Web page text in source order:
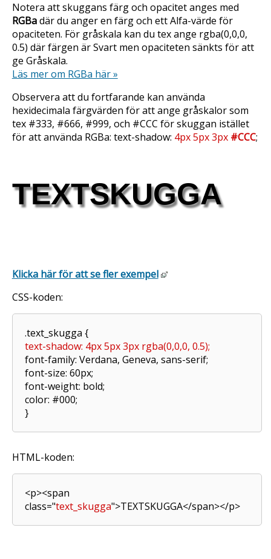
Notera att skuggans färg och opacitet anges med
RGBadär du anger en färg och ett Alfa-värde för
opaciteten. För gråskala kan du tex ange rgba(0,0,0,
0.5) där färgen är Svart men opaciteten sänkts för att
ge Gråskala.
Läs mer om RGBa här »
Observera att du fortfarande kan använda
hexidecimala färgvärden för att ange gråskalor som
tex #333, #666, #999, och #CCC för skuggan istället
för att använda RGBa: text-shadow: 4px 5px 3px #CCC;
TEXTSKUGGA
Klicka här för att se fler exempel
CSS-koden:
.text_skugga {
text-shadow: 4px 5px 3px rgba(0,0,0, 0.5);
font-family: Verdana, Geneva, sans-serif;
font-size: 60px;
font-weight: bold;
color: #000;
}
HTML-koden:
<p><span
class="text_skugga">TEXTSKUGGA</span></p>